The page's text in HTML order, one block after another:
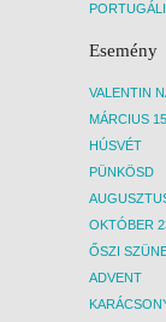
Esemény
VALENTIN
MÁRCIUS 15
HÚSVÉT
PÜNKÖSD
OKTÓBER
ŐSZI
ADVENT